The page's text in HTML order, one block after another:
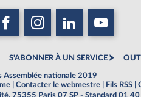
S'ABONNER À UN SERVICE
Assemblée nationale 2019
Contacter le webmestre Fils RSS
75355 Paris 07 SP - Standard 01